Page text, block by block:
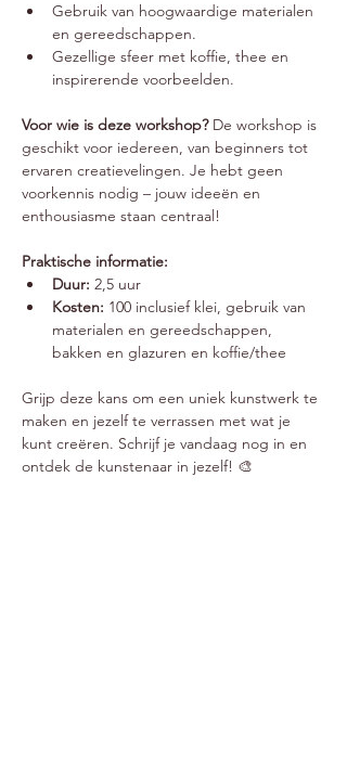
Gebruik van hoogwaardige materialen
en gereedschappen.
Gezellige sfeer met koffie, thee en
inspirerende voorbeelden.
Voor wie is deze workshop? De workshop is
geschikt voor iedereen, van beginners tot
ervaren creatievelingen. Je hebt geen
voorkennis nodig – jouw ideeën en
enthousiasme staan centraal!
Praktische informatie:
Duur: 2,5 uur
Kosten: 100 inclusief klei, gebruik van
materialen en gereedschappen,
bakken en glazuren en koffie/thee
Grijp deze kans om een uniek kunstwerk te
maken en jezelf te verrassen met wat je
kunt creëren. Schrijf je vandaag nog in en
ontdek de kunstenaar in jezelf! 🎨